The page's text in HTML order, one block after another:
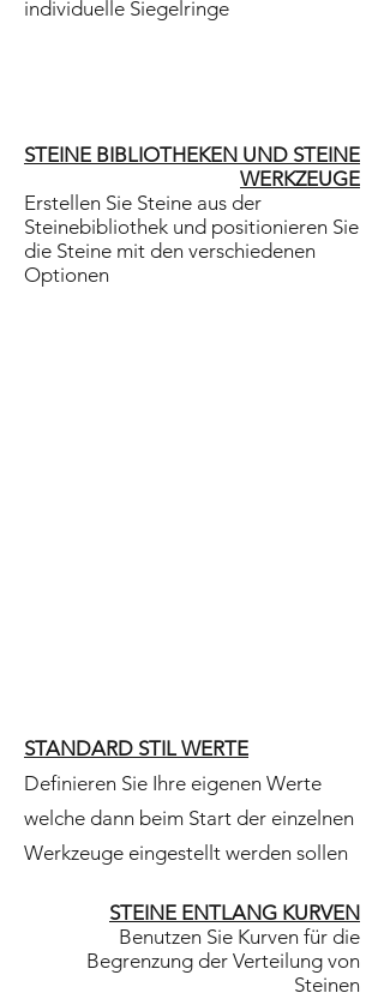
individuelle Siegelringe
STEINE BIBLIOTHEKEN UND STEINE
WERKZEUGE
Erstellen Sie Steine aus der
Steinebibliothek und positionieren Sie
die Steine mit den verschiedenen
Optionen
STANDARD STIL WERTE
Definieren Sie Ihre eigenen Werte
welche dann beim Start der einzelnen
Werkzeuge eingestellt werden sollen
STEINE ENTLANG KURVEN
Benutzen Sie Kurven für die
Begrenzung der Verteilung von
Steinen